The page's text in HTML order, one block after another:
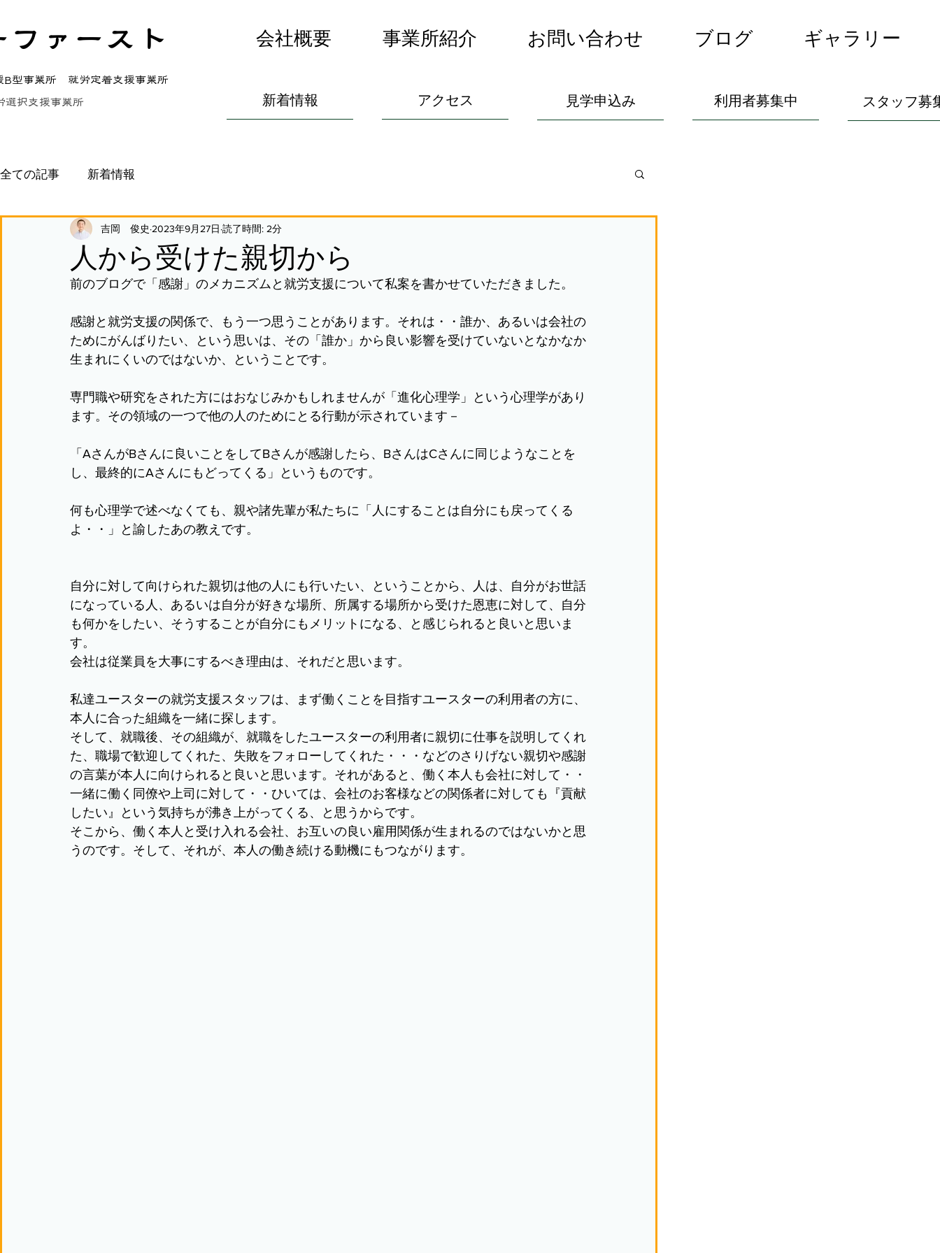
ァースト
型事業所 就労定着支援事業所
択支援事業所
会社概要 事業所紹介 お問い合わせ ブログ ギャラリー
新着情報 アクセス 見学申込み 利用者募集中 スタッフ募
全ての記事 新着情報
人から受けた親切から
吉岡 俊史 2023年9月27日 読了時間: 2分
前のブログで「感謝」のメカニズムと就労支援について私案を書かせていただきました。
感謝と就労支援の関係で、もう一つ思うことがあります。それは・・誰か、あるいは会社の
ためにがんばりたい、という思いは、その「誰か」から良い影響を受けていないとなかなか
生まれにくいのではないか、ということです。
専門職や研究をされた方にはおなじみかもしれませんが「進化心理学」という心理学があり
ます。その領域の一つで他の人のためにとる行動が示されています－
「AさんがBさんに良いことをしてBさんが感謝したら、BさんはCさんに同じようなことを
し、最終的にAさんにもどってくる」というものです。
何も心理学で述べなくても、親や諸先輩が私たちに「人にすることは自分にも戻ってくる
よ・・」と諭したあの教えです。
自分に対して向けられた親切は他の人にも行いたい、ということから、人は、自分がお世話
になっている人、あるいは自分が好きな場所、所属する場所から受けた恩恵に対して、自分
も何かをしたい、そうすることが自分にもメリットになる、と感じられると良いと思いま
す。
会社は従業員を大事にするべき理由は、それだと思います。
私達ユースターの就労支援スタッフは、まず働くことを目指すユースターの利用者の方に、
本人に合った組織を一緒に探します。
そして、就職後、その組織が、就職をしたユースターの利用者に親切に仕事を説明してくれ
た、職場で歓迎してくれた、失敗をフォローしてくれた・・・などのさりげない親切や感謝
の言葉が本人に向けられると良いと思います。それがあると、働く本人も会社に対して・・
一緒に働く同僚や上司に対して・・ひいては、会社のお客様などの関係者に対しても『貢献
したい』という気持ちが沸き上がってくる、と思うからです。
そこから、働く本人と受け入れる会社、お互いの良い雇用関係が生まれるのではないかと思
うのです。そして、それが、本人の働き続ける動機にもつながります。